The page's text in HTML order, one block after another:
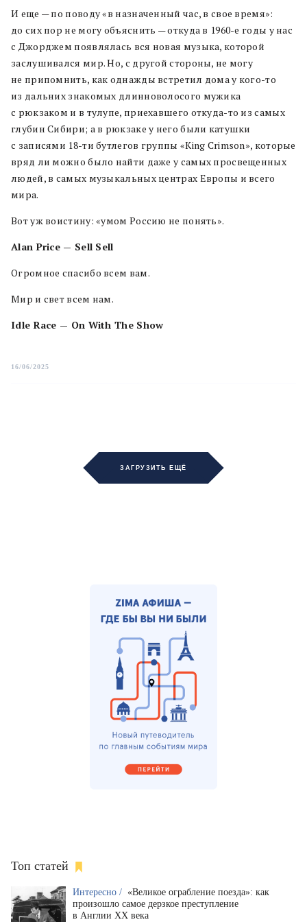
И еще — по поводу «в назначенный час, в свое время»:
до сих пор не могу объяснить — откуда в 1960-е годы у нас
с Джорджем появлялась вся новая музыка, которой
заслушивался мир. Но, с другой стороны, не могу
не припомнить, как однажды встретил дома у кого-то
из дальних знакомых длинноволосого мужика
с рюкзаком и в тулупе, приехавшего откуда-то из самых
глубин Сибири; а в рюкзаке у него были катушки
с записями 18-ти бутлегов группы «King Crimson», которые
вряд ли можно было найти даже у самых просвещенных
людей, в самых музыкальных центрах Европы и всего
мира.
Вот уж воистину: «умом Россию не понять».
Alan Price — Sell Sell
Огромное спасибо всем вам.
Мир и свет всем нам.
Idle Race — On With The Show
16/06/2025
ЗАГРУЗИТЬ ЕЩЁ
Топ статей
Интересно / «Великое ограбление поезда»: как
произошло самое дерзкое преступление
в Англии XX века